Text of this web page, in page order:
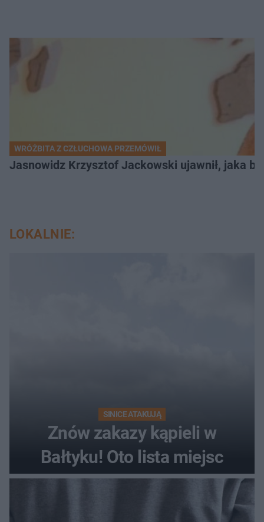
WRÓŻBITA Z CZŁUCHOWA PRZEMÓWIŁ
Jasnowidz Krzysztof Jackowski ujawnił, jaka
LOKALNIE:
SINICE ATAKUJĄ
Znów zakazy kąpieli w
Bałtyku! Oto lista miejsc